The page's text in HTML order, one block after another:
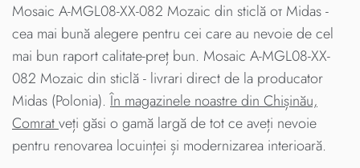
Mosaic A-MGL08-XX-082 Mozaic din sticlă от Midas -
cea mai bună alegere pentru cei care au nevoie de cel
mai bun raport calitate-preț bun. Mosaic A-MGL08-XX-
082 Mozaic din sticlă - livrari direct de la producator
Midas (Polonia).În magazinele noastre din Chișinău,
Comratveți găsi o gamă largă de tot ce aveți nevoie
pentru renovarea locuinței și modernizarea interioară.